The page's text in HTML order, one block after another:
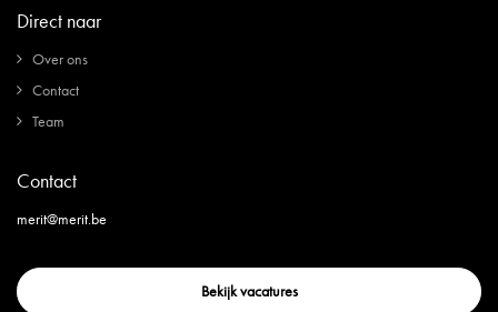
Direct naar
Over ons
Contact
Team
Contact
merit@merit.be
Bekijk vacatures